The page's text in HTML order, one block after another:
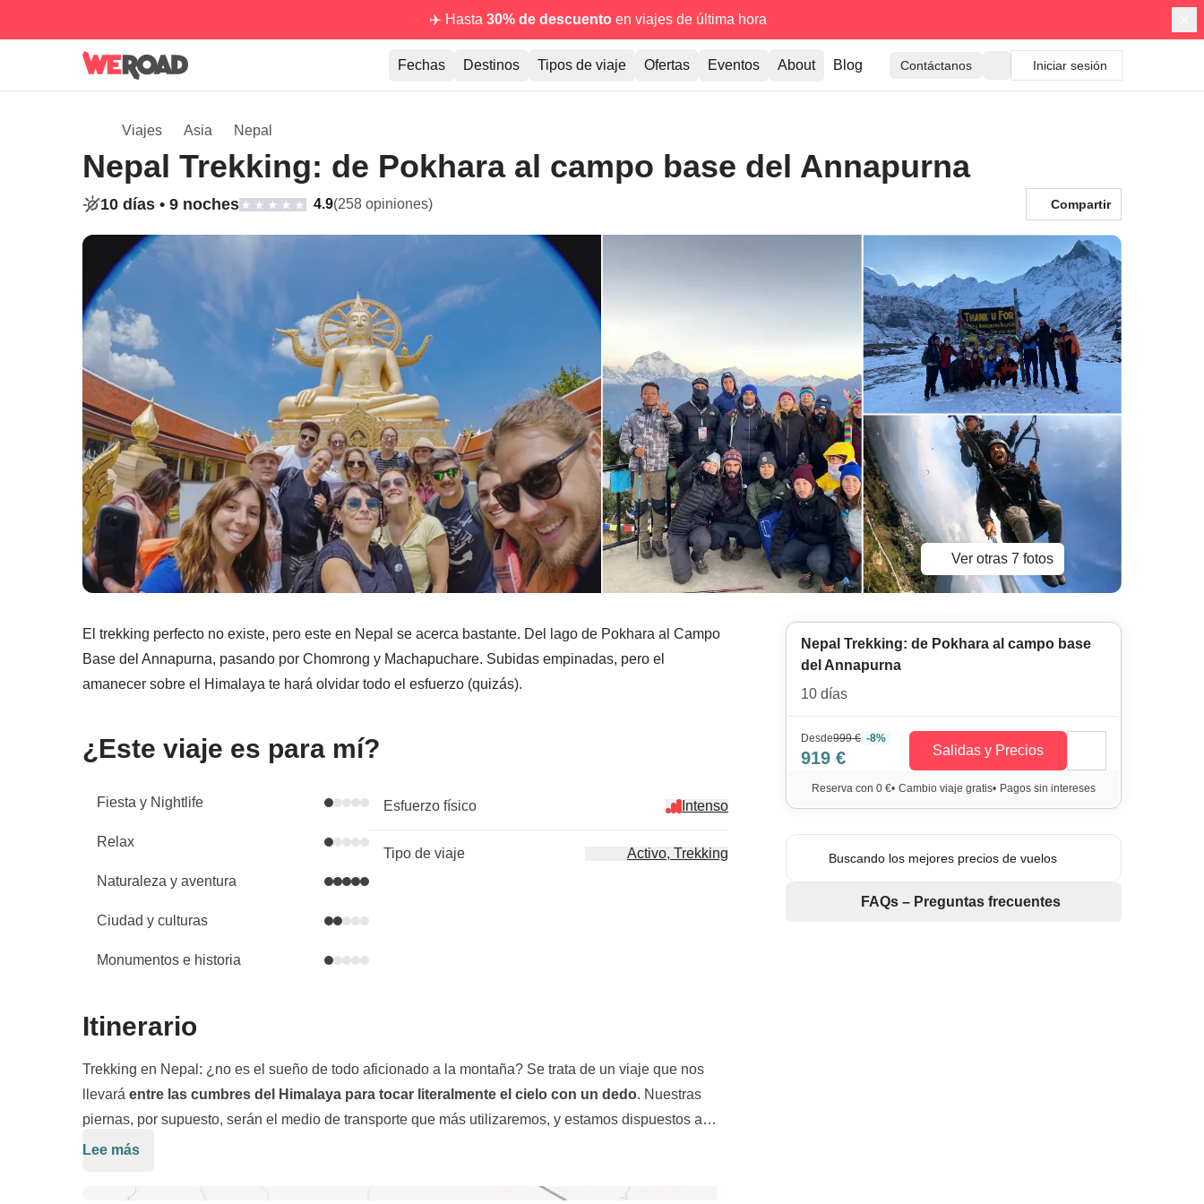
✈️ Hasta 30% de descuentoen viajes de última hora
Fechas Destinos Tipos de viaje Ofertas Eventos About Blog Contáctanos Iniciar sesión
Viajes Asia Nepal
Nepal Trekking: de Pokhara al campo base del Annapurna
10 días • 9 noches 4.9(258 opiniones) Compartir
Ver otras 7 fotos
El trekking perfecto no existe, pero este en Nepal se acerca bastante. Del lago de Pokhara al Campo
Base del Annapurna, pasando por Chomrong y Machapuchare. Subidas empinadas, pero el
amanecer sobre el Himalaya te hará olvidar todo el esfuerzo (quizás).
¿Este viaje es para mí?
Fiesta y Nightlife
Relax
Naturaleza y aventura
Ciudad y culturas
Monumentos e historia
Esfuerzo físico Intenso
Tipo de viaje Activo, Trekking
Itinerario
Trekking en Nepal: ¿no es el sueño de todo aficionado a la montaña? Se trata de un viaje que nos
llevará entre las cumbres del Himalaya para tocar literalmente el cielo con un dedo. Nuestras
piernas, por supuesto, serán el medio de transporte que más utilizaremos, y estamos dispuestos a
afrontar ascensos y descensos: todo, con tal de admirar la belleza de estas tierras.
Cogeremos el
picos más famosos del mundo para los aficionados al alpinismo. Llegamos frente a la majestuosidad
Lee más
Nepal Trekking: de Pokhara al campo base
del Annapurna
10 días
Desde999 € -8%
919 € Salidas y Precios
Reserva con 0 €• Cambio viaje gratis• Pagos sin intereses
Buscando los mejores precios de vuelos
FAQs – Preguntas frecuentes